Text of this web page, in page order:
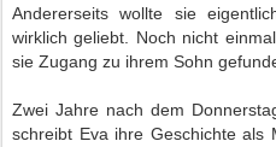
Andererseitswollte sie
wirklich geliebt. Noch nicht
sie Zugang zu ihrem Sohn
Zwei Jahre nach dem
schreibt Eva ihre Geschichte als